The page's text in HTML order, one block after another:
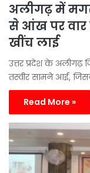
अलीगढ़ में
से आंख पर वार
खींच लाई
उत्तर प्रदेश के
तस्वीर सामने आई,
Read More »